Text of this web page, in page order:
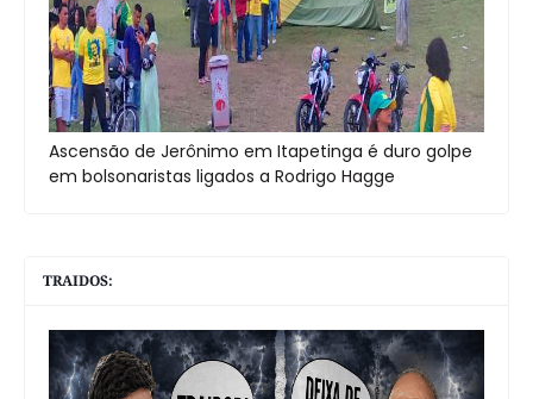
Ascensão de Jerônimo em Itapetinga é duro golpe
em bolsonaristas ligados a Rodrigo Hagge
TRAIDOS: